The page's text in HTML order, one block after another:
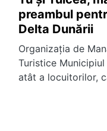
preambul
Delta Dunării
Organizația de
Turistice
atât a locuitorilor,